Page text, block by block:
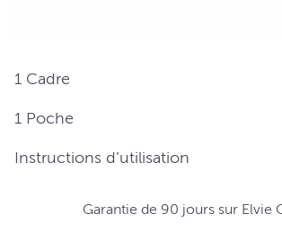
1 Cadre
1 Poche
Instructions d’utilisation
Garantie de 90 jours sur Elvie